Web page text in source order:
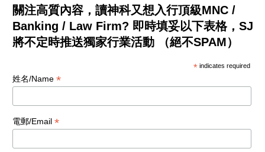
關注高質內容，讀神科又想入行頂級MNC /
Banking / Law Firm? 即時填妥以下表格，SJ
將不定時推送獨家行業活動 （絕不SPAM）
* indicates required
姓名/Name *
電郵/Email *